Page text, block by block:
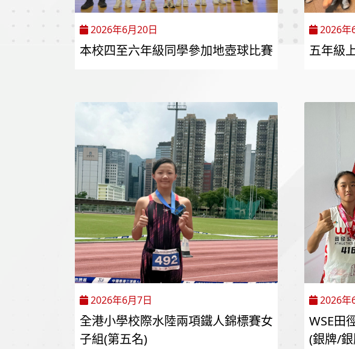
2026年6月20日
本校四至六年級同學參加地壺球比賽
2026年
五年級
2026年6月7日
全港小學校際水陸兩項鐵人錦標賽女
子組(第五名)
2026年
WSE田
(銀牌/